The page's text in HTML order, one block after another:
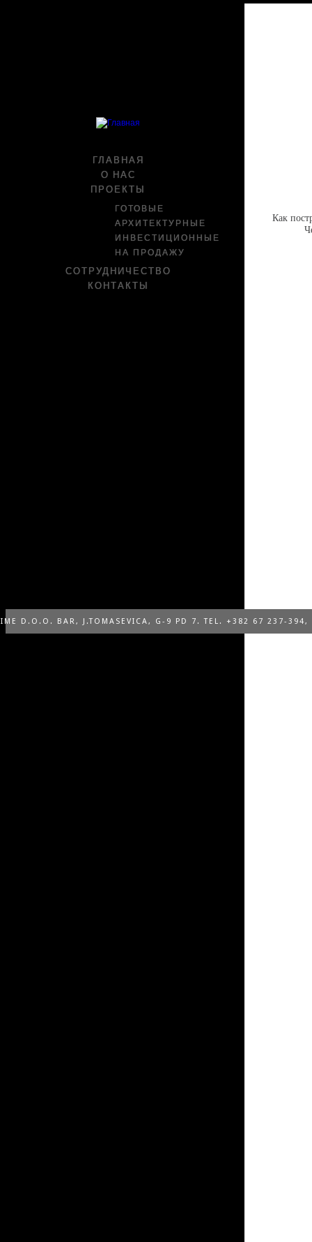
ГЛАВНАЯ
О НАС
ПРОЕКТЫ
ГОТОВЫЕ
АРХИТЕКТУРНЫЕ
ИНВЕСТИЦИОННЫЕ
НА ПРОДАЖУ
СОТРУДНИЧЕСТВО
КОНТАКТЫ
Как
D.O.O. BAR, J.TOMASEVICA, G-9 PD 7. TEL. +382 67 237-